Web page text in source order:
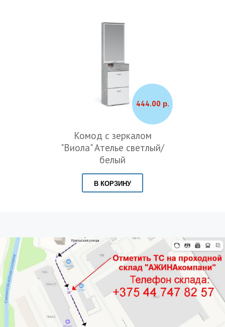
444.00 р.
Комод с зеркалом
"Виола" Ателье светлый/
белый
В КОРЗИНУ